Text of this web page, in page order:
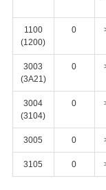
1100
(1200)
0
3003
(3A21)
0
3004
(3104)
0
3005 0
3105 0